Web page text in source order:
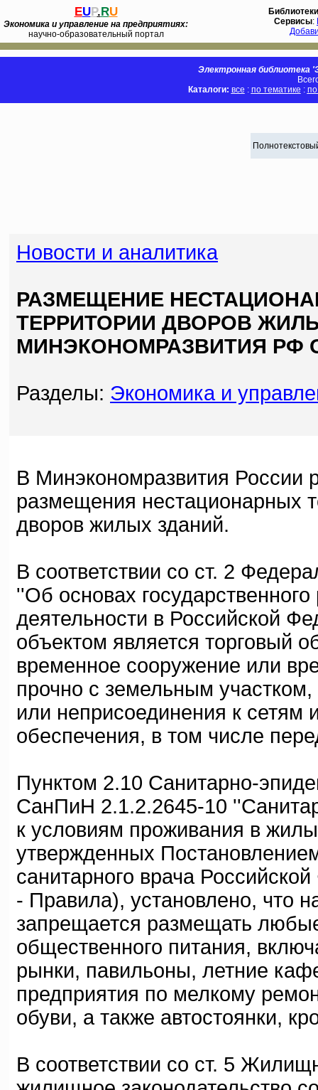
EUP.RU
Экономика и управление на предприятиях:
научно-образовательный портал
Библиотеки
Сервисы:
Электронная библиотека
Каталоги: все : по тематике :
Новости и аналитика
РАЗМЕЩЕНИЕ
ТЕРРИТОРИИ ДВОРОВ
МИНЭКОНОМРАЗВИТИЯ РФ
Разделы: Экономика и
В Минэкономразвития России
размещения нестационарных
дворов жилых зданий.
В соответствии со ст. 2
''Об основах государственного
деятельности в Российской
объектом является торговый
временное сооружение или
прочно с земельным
или неприсоединения к сетям
обеспечения, в том числе
Пунктом 2.10 Санитарно-
СанПиН 2.1.2.2645-10
к условиям проживания в
утвержденных
санитарного врача
- Правила), установлено, что
запрещается размещать
общественного питания,
рынки, павильоны, летние
предприятия по мелкому
обуви, а также автостоянки,
В соответствии со ст. 5